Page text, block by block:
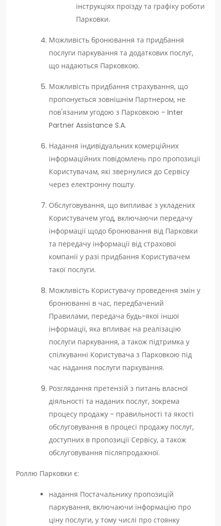
інструкціях проїзду та графіку роботи
Парковки.
Можливість бронювання та придбання
послуги паркування та додаткових послуг,
що надаються Парковкою.
Можливість придбання страхування, що
пропонується зовнішнім Партнером, не
пов'язаним угодою з Парковкою - Inter
Partner Assistance S.A.
Надання індивідуальних комерційних
інформаційних повідомлень про пропозиції
Користувачам, які звернулися до Сервісу
через електронну пошту.
Обслуговування, що випливає з укладених
Користувачем угод, включаючи передачу
інформації щодо бронювання від Парковки
та передачу інформації від страхової
компанії у разі придбання Користувачем
такої послуги.
Можливість Користувачу проведення змін у
бронюванні в час, передбачений
Правилами, передача будь-якої іншої
інформації, яка впливає на реалізацію
послуги паркування, а також підтримка у
спілкуванні Користувача з Парковкою під
час надання послуги паркування.
Розглядання претензій з питань власної
діяльності та наданих послуг, зокрема
процесу продажу - правильності та якості
обслуговування в процесі продажу послуг,
доступних в пропозиції Сервісу, а також
обслуговування післяпродажної.
Роллю Парковки є:
надання Постачальнику пропозицій
паркування, включаючи інформацію про
ціну послуги, у тому числі про стоянку